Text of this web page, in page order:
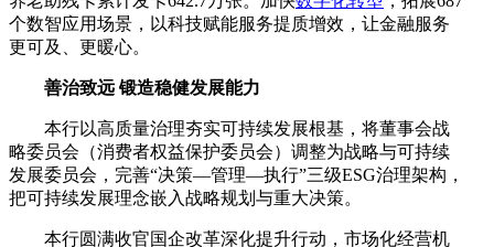
个数智应用场景，以科技赋能服务提质增效，让金融服务
更可及、更暖心。
善治致远 锻造稳健发展能力
本行以高质量治理夯实可持续发展根基，将董事会战
略委员会（消费者权益保护委员会）调整为战略与可持续
发展委员会，完善“决策—管理—执行”三级ESG治理架构，
把可持续发展理念嵌入战略规划与重大决策。
本行圆满收官国企改革深化提升行动，市场化经营机